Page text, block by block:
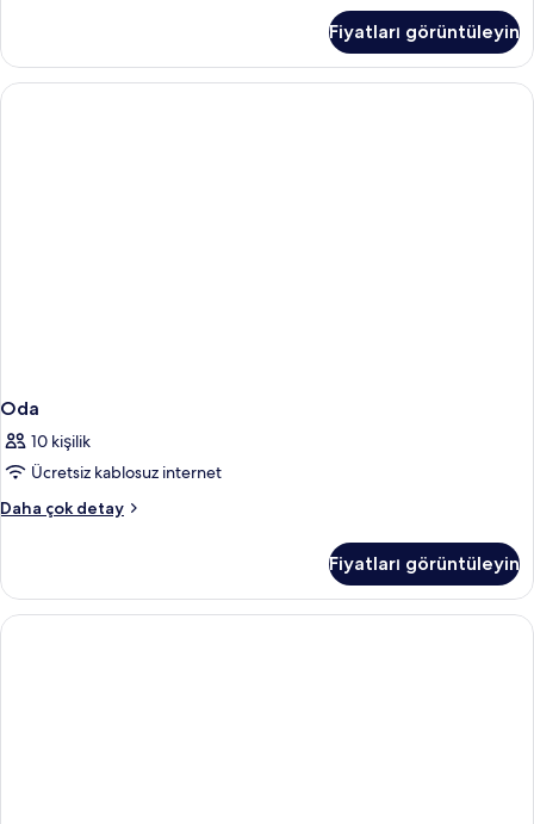
detay
Fiyatları görüntüleyin
Oda
10 kişilik
Ücretsiz kablosuz internet
Daha çok detay
Oda
detay
Fiyatları görüntüleyin